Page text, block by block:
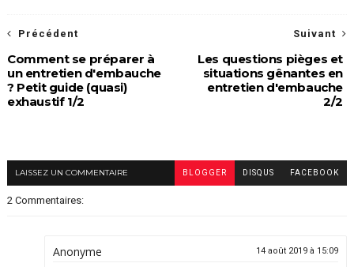
Suivant
Les questions pièges et
situations gênantes en
entretien d'embauche
2/2
Précédent
Comment se préparer à
un entretien d'embauche
? Petit guide (quasi)
exhaustif 1/2
LAISSEZ UN COMMENTAIRE BLOGGER DISQUS FACEBOOK
2 Commentaires:
Anonyme 14 août 2019 à 15:09